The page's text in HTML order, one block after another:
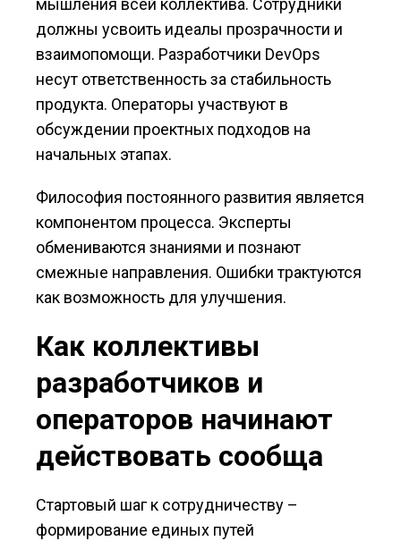
мышления всей коллектива. Сотрудники
должны усвоить идеалы прозрачности и
взаимопомощи. Разработчики DevOps
несут ответственность за стабильность
продукта. Операторы участвуют в
обсуждении проектных подходов на
начальных этапах.
Философия постоянного развития является
компонентом процесса. Эксперты
обмениваются знаниями и познают
смежные направления. Ошибки трактуются
как возможность для улучшения.
Как коллективы
разработчиков и
операторов начинают
действовать сообща
Стартовый шаг к сотрудничеству –
формирование единых путей